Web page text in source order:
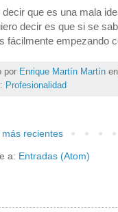
decir que es una mala
decir es que si se
fácilmente empezando
por Enrique Martín Martín en
Profesionalidad
recientes
a: Entradas (Atom)